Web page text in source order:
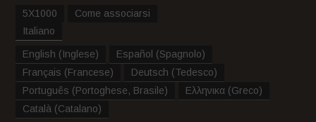
5X1000
Come associarsi
Italiano
English (Inglese) Español (Spagnolo)
Français (Francese) Deutsch (Tedesco)
Português (Portoghese, Brasile) Ελληνικα (Greco)
Català (Catalano)